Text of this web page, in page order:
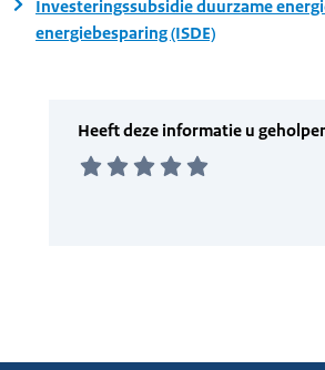
Investeringssubsidie duurzame
energiebesparing (ISDE)